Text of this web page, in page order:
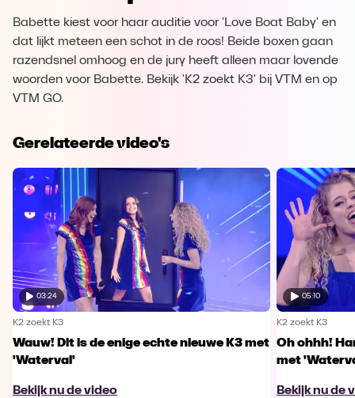
Babette kiest voor haar auditie voor 'Love Boat Baby' en
dat lijkt meteen een schot in de roos! Beide boxen gaan
razendsnel omhoog en de jury heeft alleen maar lovende
woorden voor Babette. Bekijk 'K2 zoekt K3' bij VTM en op
VTM GO.
Gerelateerde video's
03:24
K2 zoekt K3
Wauw! Dit is de enige echte nieuwe K3 met
'Waterval'
Bekijk nu de video
05:10
K2 zoekt K3
Oh ohhh!
met
Bekijk nu de